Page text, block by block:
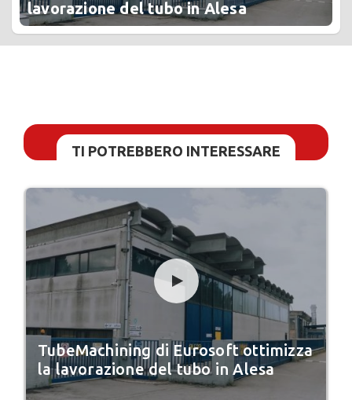
lavorazione del tubo in Alesa
TI POTREBBERO INTERESSARE
TubeMachining di Eurosoft ottimizza
la lavorazione del tubo in Alesa